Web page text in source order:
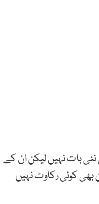
نئی بات نہیں لیکن ان کے
کوئی رکاوٹ نہیں